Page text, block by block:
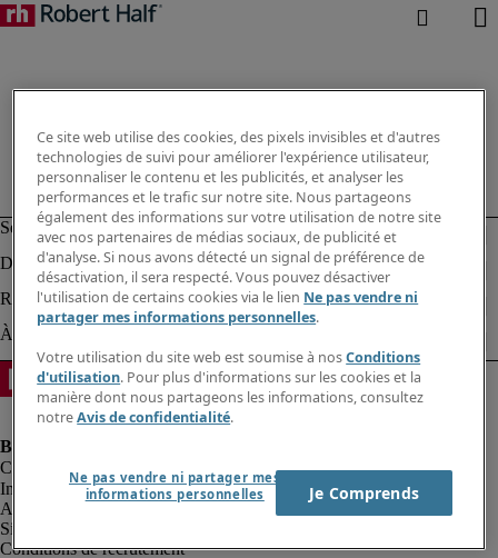
Informations sur la société
Avis de confidentialité
Site web et cookies
Conditions de recrutement
Ce site web utilise des cookies, des pixels invisibles et d'autres
technologies de suivi pour améliorer l'expérience utilisateur,
personnaliser le contenu et les publicités, et analyser les
performances et le trafic sur notre site. Nous partageons
également des informations sur votre utilisation de notre site
avec nos partenaires de médias sociaux, de publicité et
d'analyse. Si nous avons détecté un signal de préférence de
désactivation, il sera respecté. Vous pouvez désactiver
l'utilisation de certains cookies via le lien Ne pas vendre ni
partager mes informations personnelles.
Votre utilisation du site web est soumise à nosConditions
d'utilisation. Pour plus d'informations sur les cookies et la
manière dont nous partageons les informations, consultez
notreAvis de confidentialité.
Ne pas vendre ni partager mes
informations personnelles
Je Comprends